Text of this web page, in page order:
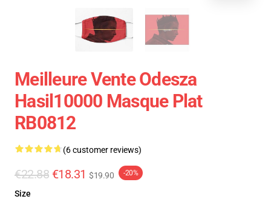
Meilleure Vente Odesza
Hasil10000 Masque Plat
RB0812
(6 customer reviews)
€22.88 €18.31 $19.90 -20%
Size